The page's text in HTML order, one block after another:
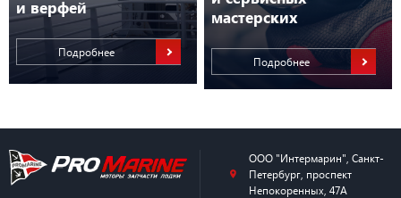
и верфей
Подробнее
мастерских
Подробнее
ООО "Интермарин" Санкт-
Петербург, проспект
Непокоренных, 47А